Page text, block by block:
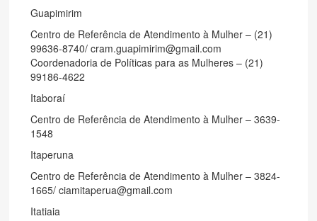
Guapimirim
Centro de Referência de Atendimento à Mulher – (21)
99636-8740/ cram.guapimirim@gmail.com
Coordenadoria de Políticas para as Mulheres – (21)
99186-4622
Itaboraí
Centro de Referência de Atendimento à Mulher – 3639-
1548
Itaperuna
Centro de Referência de Atendimento à Mulher – 3824-
1665/ ciamitaperua@gmail.com
Itatiaia